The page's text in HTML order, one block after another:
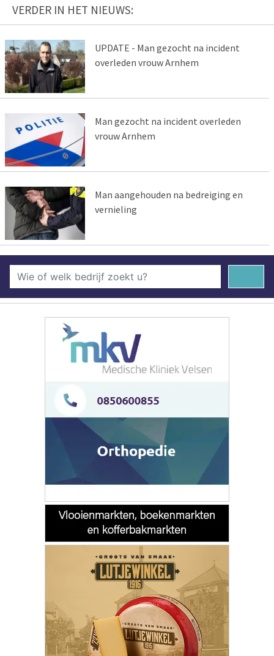
VERDER IN HET NIEUWS:
UPDATE - Man gezocht na incident
overleden vrouw Arnhem
Man gezocht na incident overleden
vrouw Arnhem
Man aangehouden na bedreiging en
vernieling